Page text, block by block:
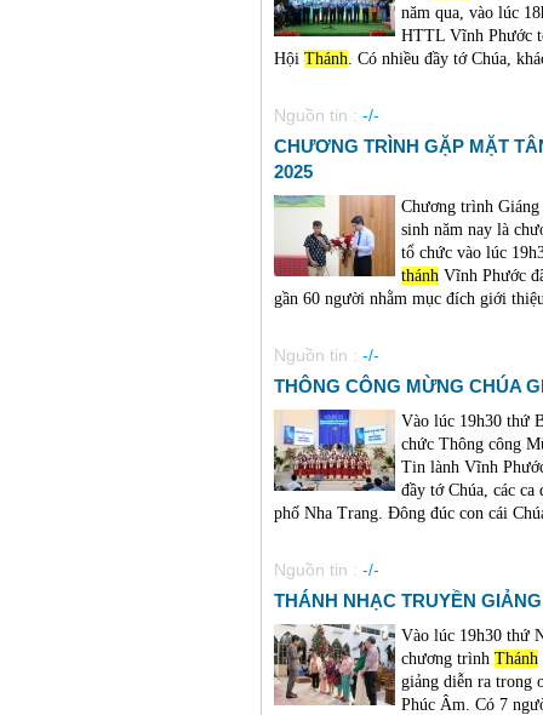
năm qua, vào lúc
HTTL Vĩnh Phước
Hội Thánh. Có nhiều đầy tớ Chúa,
Nguồn tin : -/-
CHƯƠNG TRÌNH GẶP MẶT
2025
Chương trình
sinh năm nay là
tổ chức vào lúc
thánh Vĩnh Phước
gần 60 người nhằm mục đích giới
Nguồn tin : -/-
THÔNG CÔNG MỪNG CHÚA
Vào lúc 19h30 thứ
chức Thông công
Tin lành Vĩnh
đầy tớ Chúa, các
phố Nha Trang. Đông đúc con cái
Nguồn tin : -/-
THÁNH NHẠC TRUYỀN
Vào lúc 19h30 thứ
chương trình Thánh
giảng diễn ra trong
Phúc Âm. Có 7